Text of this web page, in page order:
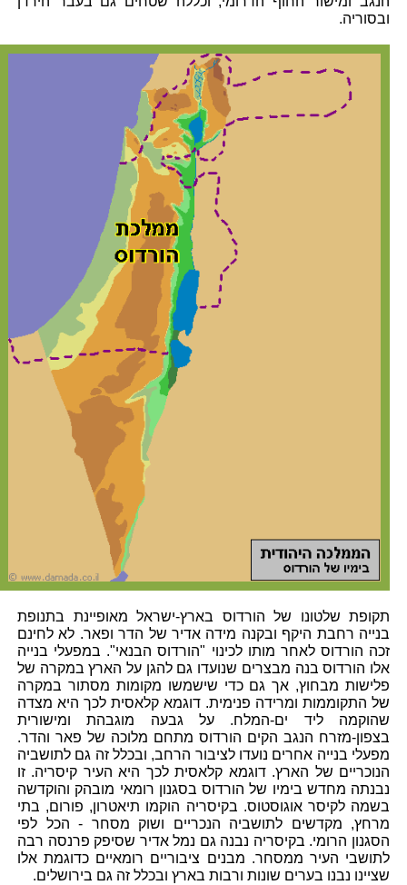
ובסוריה.
תקופת שלטונו של הורדוס בארץ-ישראל מאופיינת בתנופת
בנייה רחבת היקף ובקנה מידה אדיר של הדר ופאר. לא לחינם
זכה הורדוס לאחר מותו לכינוי "הורדוס הבנאי". במפעלי בנייה
אלו הורדוס בנה מבצרים שנועדו גם להגן על הארץ במקרה של
פלישות מבחוץ, אך גם כדי שישמשו מקומות מסתור במקרה
של התקוממות ומרידה פנימית. דוגמא קלאסית לכך היא מצדה
שהוקמה ליד ים-המלח. על גבעה מוגבהת ומישורית
בצפון-מזרח הנגב הקים הורדוס מתחם מלוכה של פאר והדר.
מפעלי בנייה אחרים נועדו לציבור הרחב, ובכלל זה גם לתושביה
הנוכריים של הארץ. דוגמא קלאסית לכך היא העיר קיסריה. זו
נבנתה מחדש בימיו של הורדוס בסגנון רומאי מובהק והוקדשה
בשמה לקיסר אוגוסטוס. בקיסריה הוקמו תיאטרון, פורום, בתי
מרחץ, מקדשים לתושביה הנכריים ושוק מסחר - הכל לפי
הסגנון הרומי. בקיסריה נבנה גם נמל אדיר שסיפק פרנסה רבה
לתושבי העיר ממסחר. מבנים ציבוריים רומאיים כדוגמת אלו
שציינו נבנו בערים שונות ורבות בארץ ובכלל זה גם בירושלים.